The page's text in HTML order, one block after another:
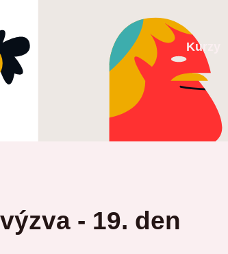
Kurzy
- 19. den